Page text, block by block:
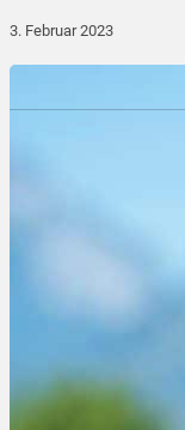
3. Februar 2023